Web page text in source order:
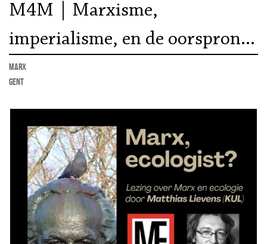
M4M | Marxisme,
imperialisme, en de oorsprong
van WO I | Lezing Brecht
marx
Gent